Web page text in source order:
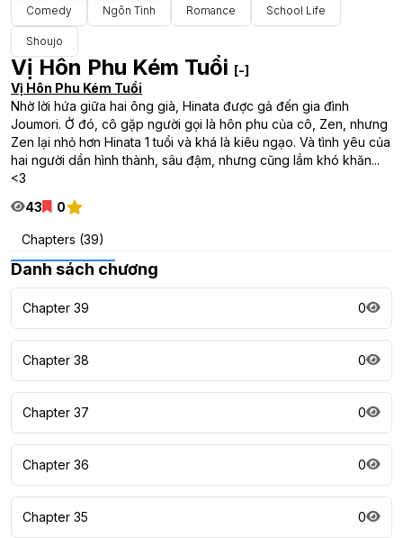
Comedy Ngôn Tình Romance School Life
Shoujo
Vị Hôn Phu Kém Tuổi [-]
Vị Hôn Phu Kém Tuổi
Nhờ lời hứa giữa hai ông già, Hinata được gả đến gia đình
Joumori. Ở đó, cô gặp người gọi là hôn phu của cô, Zen, nhưng
Zen lại nhỏ hơn Hinata 1 tuổi và khá là kiêu ngạo. Và tình yêu của
hai người dần hình thành, sâu đậm, nhưng cũng lắm khó khăn...
<3
43
0
Chapters (39)
Danh sách chương
Chapter 39 0
Chapter 38 0
Chapter 37 0
Chapter 36 0
Chapter 35 0